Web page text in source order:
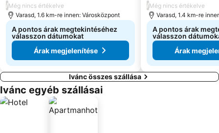
/Még nincs értékelve
Varasd, 1.6 km-re innen: Városközpont
A pontos árak megtekintéséhez
válasszon dátumokat
Árak megjelenítése
/Még nincs értékelve
Varasd, 1.4 km-re
A pontos árak
válasszon
Árak
Ivánc összes szállása
Ivánc egyéb szállásai